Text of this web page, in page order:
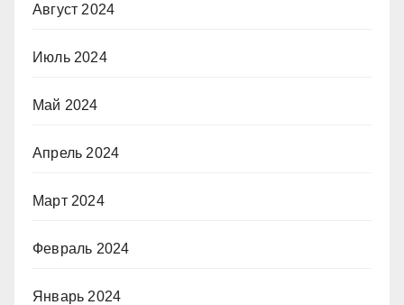
Август 2024
Июль 2024
Май 2024
Апрель 2024
Март 2024
Февраль 2024
Январь 2024